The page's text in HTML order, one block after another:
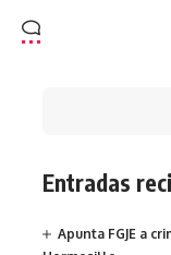
Entradas
Apunta FGJE a